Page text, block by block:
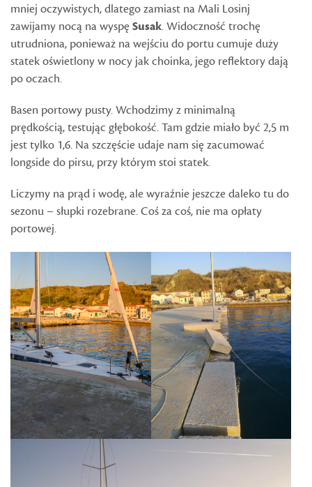
mniej oczywistych, dlatego zamiast na Mali Losinj
zawijamy nocą na wyspęSusak. Widoczność trochę
utrudniona, ponieważ na wejściu do portu cumuje duży
statek oświetlony w nocy jak choinka, jego reflektory dają
po oczach.
Basen portowy pusty. Wchodzimy z minimalną
prędkością, testując głębokość. Tam gdzie miało być 2,5 m
jest tylko 1,6. Na szczęście udaje nam się zacumować
longside do pirsu, przy którym stoi statek.
Liczymy na prąd i wodę, ale wyraźnie jeszcze daleko tu do
sezonu – słupki rozebrane. Coś za coś, nie ma opłaty
portowej.